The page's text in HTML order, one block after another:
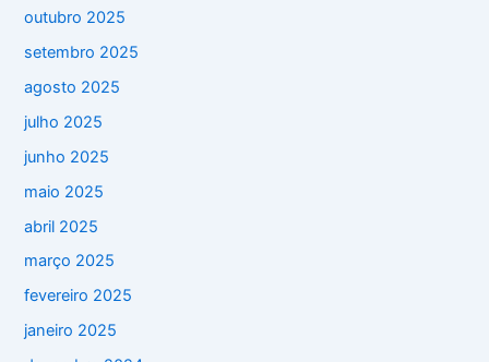
outubro 2025
setembro 2025
agosto 2025
julho 2025
junho 2025
maio 2025
abril 2025
março 2025
fevereiro 2025
janeiro 2025